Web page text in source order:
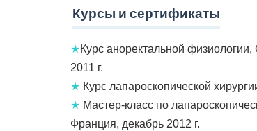
Курсы и сертификаты
★Курс аноректальной
2011 г.
★ Курс лапароскопической
★ Мастер-класс по
Франция, декабрь 2012 г.